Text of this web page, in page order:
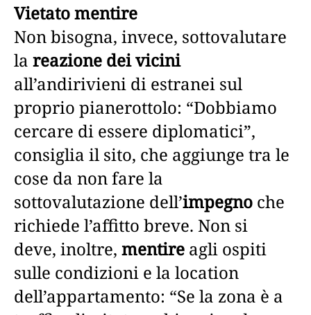
Vietato mentire
Non bisogna, invece, sottovalutare
la reazione dei vicini
all’andirivieni di estranei sul
proprio pianerottolo: “Dobbiamo
cercare di essere diplomatici”,
consiglia il sito, che aggiunge tra le
cose da non fare la
sottovalutazione dell’impegno che
richiede l’affitto breve. Non si
deve, inoltre, mentire agli ospiti
sulle condizioni e la location
dell’appartamento: “Se la zona è a